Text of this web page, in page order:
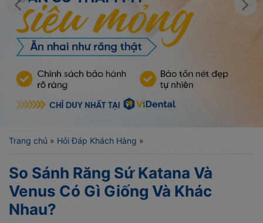
Trang chủ » Hỏi Đáp Khách Hàng »
So Sánh Răng Sứ Katana Và
Venus Có Gì Giống Và Khác
Nhau?